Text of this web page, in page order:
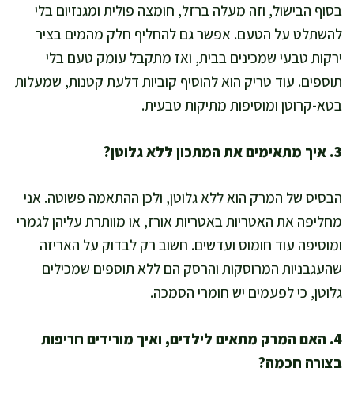
בסוף הבישול, וזה מעלה ברזל, חומצה פולית ומגנזיום בלי
להשתלט על הטעם. אפשר גם להחליף חלק מהמים בציר
ירקות טבעי שמכינים בבית, ואז מתקבל עומק טעם בלי
תוספים. עוד טריק הוא להוסיף קוביות דלעת קטנות, שמעלות
בטא-קרוטן ומוסיפות מתיקות טבעית.
3. איך מתאימים את המתכון ללא גלוטן?
הבסיס של המרק הוא ללא גלוטן, ולכן ההתאמה פשוטה. אני
מחליפה את האטריות באטריות אורז, או מוותרת עליהן לגמרי
ומוסיפה עוד חומוס ועדשים. חשוב רק לבדוק על האריזה
שהעגבניות המרוסקות והרסק הם ללא תוספים שמכילים
גלוטן, כי לפעמים יש חומרי הסמכה.
4. האם המרק מתאים לילדים, ואיך מורידים חריפות
בצורה חכמה?